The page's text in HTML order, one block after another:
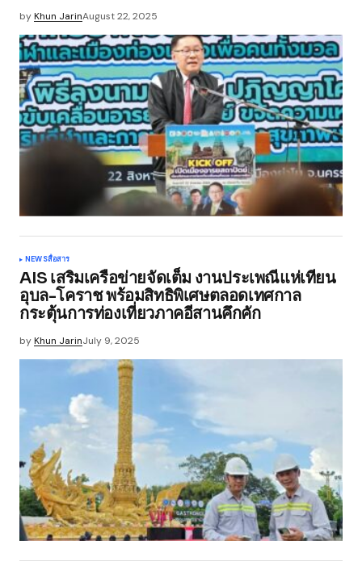
byKhun JarinAugust 22, 2025
NEWSสื่อสาร
AIS เสริมเครือข่ายจัดเต็ม งานประเพณีแห่เทียน
อุบล-โคราช พร้อมสิทธิพิเศษตลอดเทศกาล
กระตุ้นการท่องเที่ยวภาคอีสานคึกคัก
byKhun JarinJuly 9, 2025